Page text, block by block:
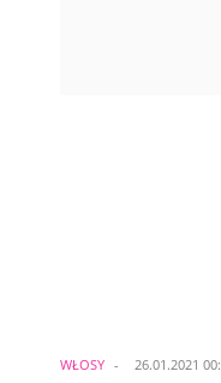
WŁOSY 26.01.2021